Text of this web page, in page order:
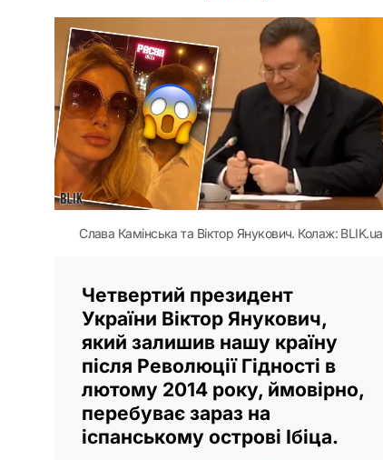
Слава Камінська та Віктор Янукович. Колаж: BLIK.ua
Четвертий президент
України Віктор Янукович,
який залишив нашу країну
після Революції Гідності в
лютому 2014 року, ймовірно,
перебуває зараз на
іспанському острові Ібіца.